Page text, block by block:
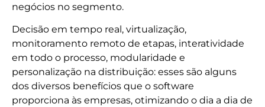
negócios no segmento.
Decisão em tempo real, virtualização,
monitoramento remoto de etapas, interatividade
em todo o processo, modularidade e
personalização na distribuição: esses são alguns
dos diversos benefícios que o software
proporciona às empresas, otimizando o dia a dia de